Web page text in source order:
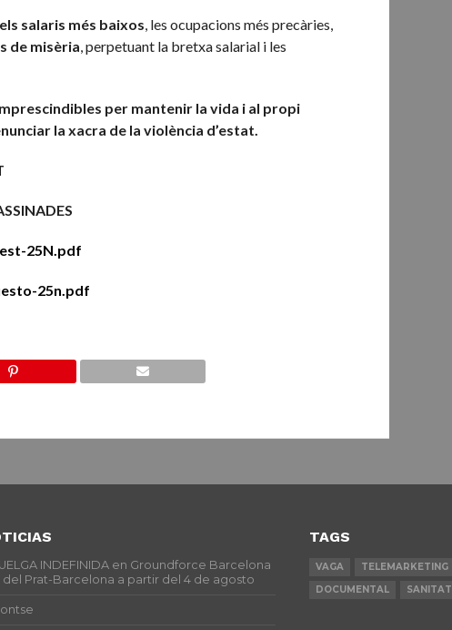
salaris més baixos, les ocupacions més precàries,
de misèria, perpetuant la bretxa salarial i les
per mantenir la vida i al propi
la xacra de la violència d’estat.
25N.pdf
25n.pdf
INDEFINIDA en Groundforce Barcelona
Prat-Barcelona a partir del 4 de agosto
TAGS
VAGA TELEMARKETING
DOCUMENTAL
SANITAT